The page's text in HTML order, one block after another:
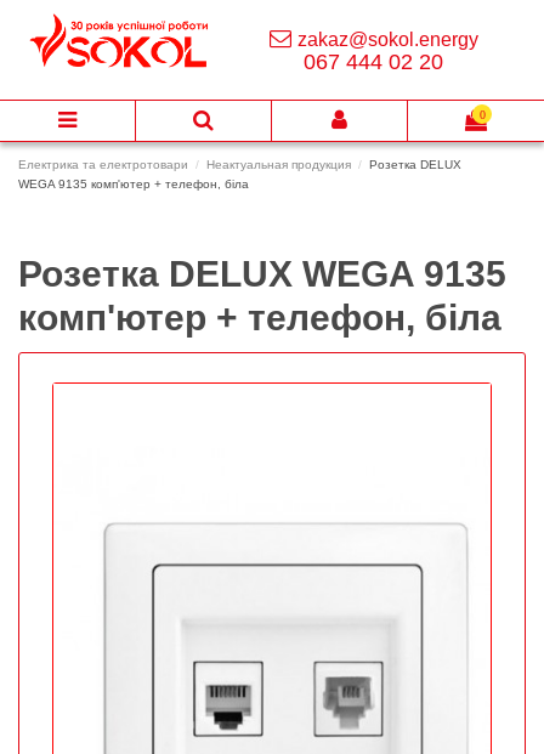
Електрика та електротовари Неактуальная продукция
Розетка DELUX
WEGA 9135 комп'ютер + телефон, біла
Розетка DELUX WEGA 9135
комп'ютер + телефон, біла
zakaz@sokol.energy
067 444 02 20
0